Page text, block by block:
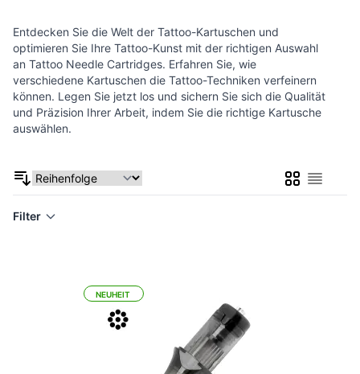
Entdecken Sie die Welt der Tattoo-Kartuschen und
optimieren Sie Ihre Tattoo-Kunst mit der richtigen Auswahl
an Tattoo Needle Cartridges. Erfahren Sie, wie
verschiedene Kartuschen die Tattoo-Techniken verfeinern
können. Legen Sie jetzt los und sichern Sie sich die Qualität
und Präzision Ihrer Arbeit, indem Sie die richtige Kartusche
auswählen.
ListeListe
Filter
NEUHEIT